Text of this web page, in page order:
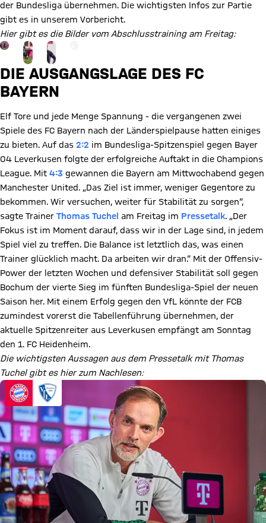
der Bundesliga übernehmen. Die wichtigsten Infos zur Partie
gibt es in unserem Vorbericht.
Hier gibt es die Bilder vom Abschlusstraining am Freitag:
Gehe zu Gallerie Seite: zur Galerie
DIE AUSGANGSLAGE DES FC
BAYERN
Elf Tore und jede Menge Spannung - die vergangenen zwei
Spiele des FC Bayern nach der Länderspielpause hatten einiges
zu bieten. Auf das 2:2 im Bundesliga-Spitzenspiel gegen Bayer
04 Leverkusen folgte der erfolgreiche Auftakt in die Champions
League. Mit 4:3 gewannen die Bayern am Mittwochabend gegen
Manchester United. „Das Ziel ist immer, weniger Gegentore zu
bekommen. Wir versuchen, weiter für Stabilität zu sorgen“,
sagte Trainer Thomas Tuchel am Freitag im Pressetalk. „Der
Fokus ist im Moment darauf, dass wir in der Lage sind, in jedem
Spiel viel zu treffen. Die Balance ist letztlich das, was einen
Trainer glücklich macht. Da arbeiten wir dran.“ Mit der Offensiv-
Power der letzten Wochen und defensiver Stabilität soll gegen
Bochum der vierte Sieg im fünften Bundesliga-Spiel der neuen
Saison her. Mit einem Erfolg gegen den VfL könnte der FCB
zumindest vorerst die Tabellenführung übernehmen, der
aktuelle Spitzenreiter aus Leverkusen empfängt am Sonntag
den 1. FC Heidenheim.
Die wichtigsten Aussagen aus dem Pressetalk mit Thomas
Tuchel gibt es hier zum Nachlesen: